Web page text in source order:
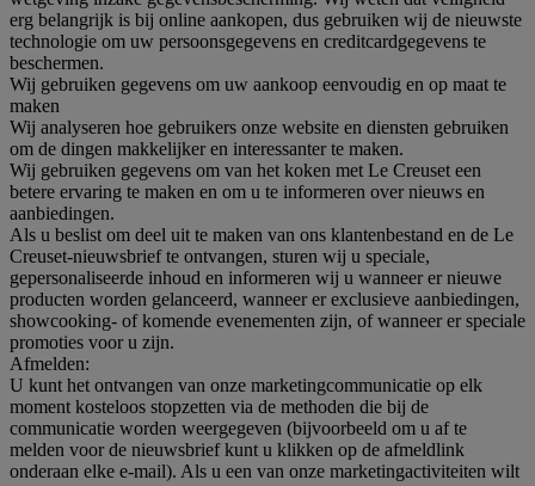
erg belangrijk is bij online aankopen, dus gebruiken wij de nieuwste
technologie om uw persoonsgegevens en creditcardgegevens te
beschermen.
Wij gebruiken gegevens om uw aankoop eenvoudig en op maat te
maken
Wij analyseren hoe gebruikers onze website en diensten gebruiken
om de dingen makkelijker en interessanter te maken.
Wij gebruiken gegevens om van het koken met Le Creuset een
betere ervaring te maken en om u te informeren over nieuws en
aanbiedingen.
Als u beslist om deel uit te maken van ons klantenbestand en de Le
Creuset-nieuwsbrief te ontvangen, sturen wij u speciale,
gepersonaliseerde inhoud en informeren wij u wanneer er nieuwe
producten worden gelanceerd, wanneer er exclusieve aanbiedingen,
showcooking- of komende evenementen zijn, of wanneer er speciale
promoties voor u zijn.
Afmelden:
U kunt het ontvangen van onze marketingcommunicatie op elk
moment kosteloos stopzetten via de methoden die bij de
communicatie worden weergegeven (bijvoorbeeld om u af te
melden voor de nieuwsbrief kunt u klikken op de afmeldlink
onderaan elke e-mail). Als u een van onze marketingactiviteiten wilt